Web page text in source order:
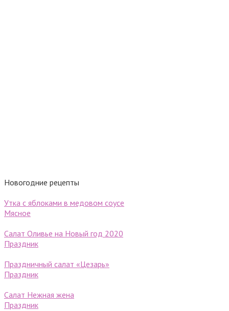
Новогодние рецепты
Утка с яблоками в медовом соусе
Мясное
Салат Оливье на Новый год 2020
Праздник
Праздничный салат «Цезарь»
Праздник
Салат Нежная жена
Праздник